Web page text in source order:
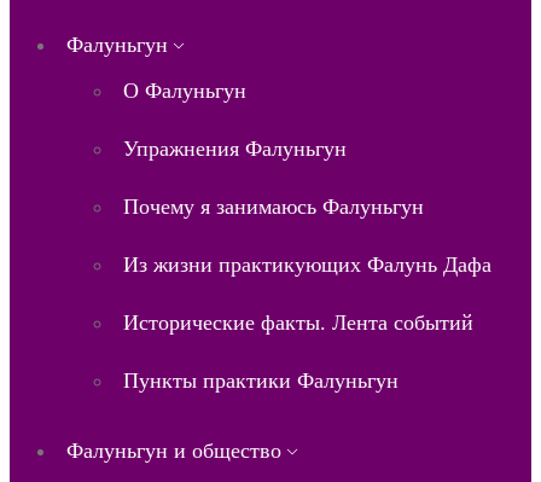
Фалуньгун
О Фалуньгун
Упражнения Фалуньгун
Почему я занимаюсь Фалуньгун
Из жизни практикующих Фалунь Дафа
Исторические факты. Лента событий
Пункты практики Фалуньгун
Фалуньгун и общество